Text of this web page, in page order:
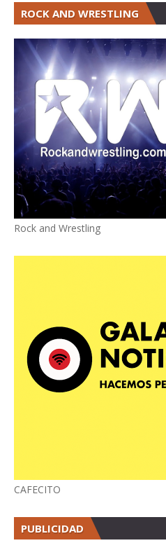
ROCK AND WRESTLING
Rock and Wrestling
CAFECITO
PUBLICIDAD